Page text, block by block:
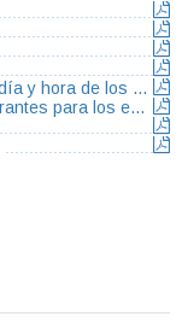
Listado definitivo admitidos/excluidos. Lugar, día y hora de los exámenes
Normas e instrucciones a seguir por los aspirantes para los ejercicios